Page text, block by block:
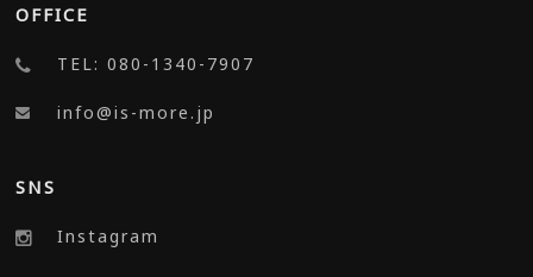
OFFICE
TEL: 080-1340-7907
info@is-more.jp
SNS
Instagram